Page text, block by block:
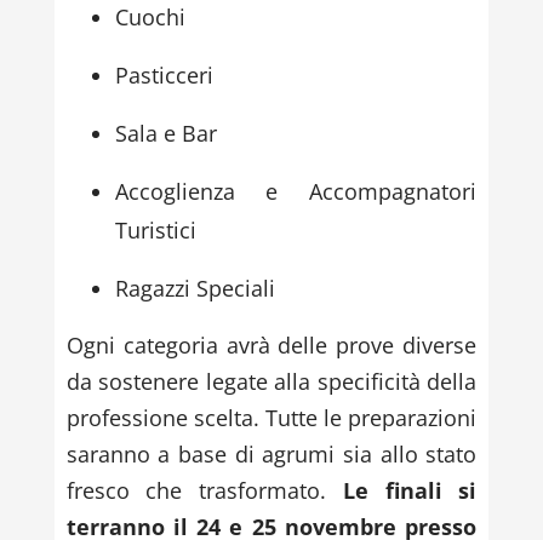
Cuochi
Pasticceri
Sala e Bar
Accoglienza e Accompagnatori
Turistici
Ragazzi Speciali
Ogni categoria avrà delle prove diverse
da sostenere legate alla specificità della
professione scelta. Tutte le preparazioni
saranno a base di agrumi sia allo stato
fresco che trasformato. Le finali si
terranno il 24 e 25 novembre presso